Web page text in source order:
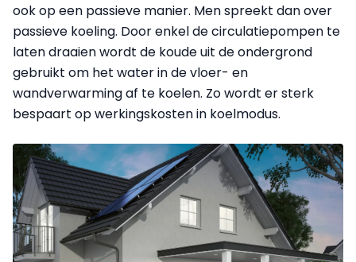
ook op een passieve manier. Men spreekt dan over
passieve koeling. Door enkel de circulatiepompen te
laten draaien wordt de koude uit de ondergrond
gebruikt om het water in de vloer- en
wandverwarming af te koelen. Zo wordt er sterk
bespaart op werkingskosten in koelmodus.